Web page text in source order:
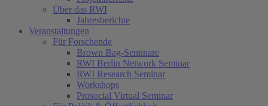
Über das RWI
Jahresberichte
Veranstaltungen
Für Forschende
Brown Bag-Seminare
RWI Berlin Network Seminar
RWI Research Seminar
Workshops
Prosocial Virtual Seminar